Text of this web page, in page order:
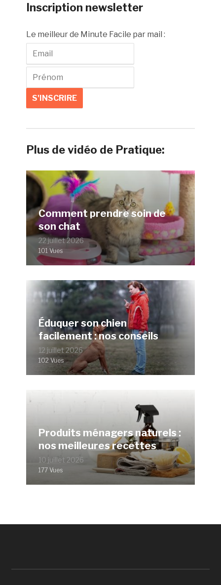
Inscription newsletter
Le meilleur de Minute Facile par mail :
Plus de vidéo de Pratique:
Comment prendre soin de
son chat
22 juillet 2026
101 Vues
Éduquer son chien
facilement : nos conseils
12 juillet 2026
102 Vues
Produits ménagers naturels :
nos meilleures recettes
10 juillet 2026
177 Vues